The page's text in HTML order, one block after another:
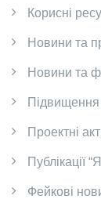
Корисні
Новини та
Новини та
Проектні
Публікації
Фейкові